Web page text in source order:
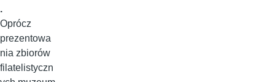
.
Oprócz
prezentowa
nia zbiorów
filatelistyczn